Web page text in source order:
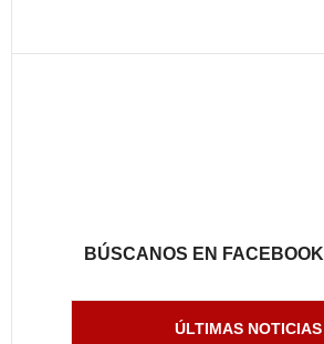
BÚSCANOS EN FACEBOOK
ÚLTIMAS NOTICIAS